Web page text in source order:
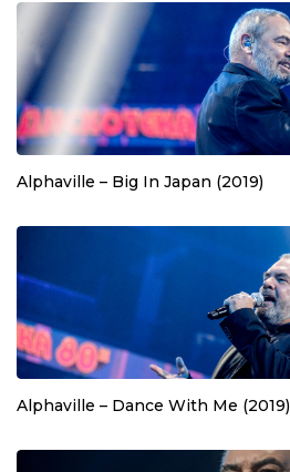
Alphaville – Big In Japan (2019)
Alphaville – Dance With Me (2019)